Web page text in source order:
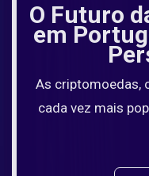
O Futuro
em
As criptomoedas,
cada vez mais